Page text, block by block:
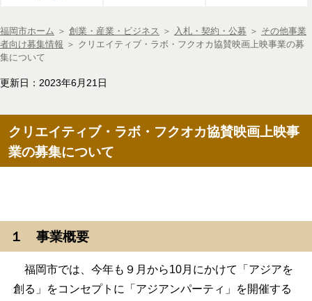
福岡市ホーム ＞ 創業・産業・ビジネス ＞ 入札・契約・公募 ＞ その他事業
者向け募集情報 ＞ クリエイティブ・ラボ・フクオカ協賛映画上映事業の募
集について
更新日：2023年6月21日
クリエイティブ・ラボ・フクオカ協賛映画上映事
業の募集について
１ 事業概要
福岡市では、今年も９月から10月にかけて「アジアを
創る」をコンセプトに「アジアンパーティ」を開催する